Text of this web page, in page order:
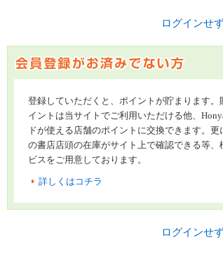
ログインせ
登録していただくと、ポイントが貯まります。
イントは当サイトでご利用いただける他、
ドが使える店舗のポイントに交換できます。更
の書店店頭の在庫がサイト上で確認できる等、
ビスをご用意しております。
詳しくはコチラ
ログインせ